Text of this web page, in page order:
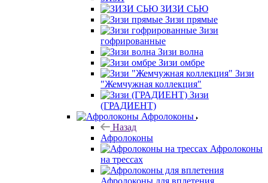
ЗИЗИ СЬЮ
Зизи прямые
Зизи
гофрированные
Зизи волна
Зизи омбре
Зизи
"Жемчужная коллекция"
Зизи
(ГРАДИЕНТ)
Афролоконы
Назад
Афролоконы
Афролоконы
на трессах
Афролоконы для вплетения